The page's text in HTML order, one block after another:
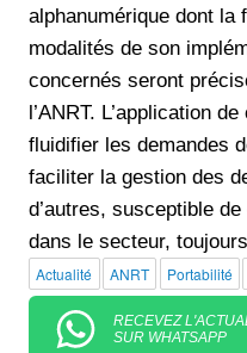
alphanumérique dont la
modalités de son
concernés seront
l’ANRT. L’application
fluidifier les demandes
faciliter la gestion des
d’autres, susceptible
dans le secteur,
Actualité ANRT Portabilité
RECEVEZ
SUR WHATSAPP